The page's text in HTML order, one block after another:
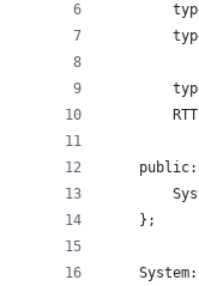
    public:
    };